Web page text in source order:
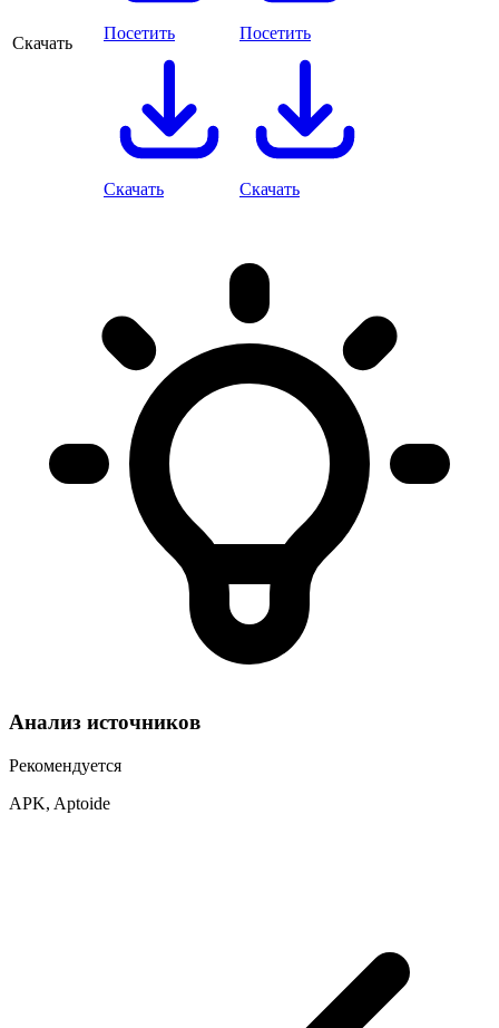
Скачать
Посетить
Скачать
Посетить
Скачать
Анализ источников
Рекомендуется
APK, Aptoide